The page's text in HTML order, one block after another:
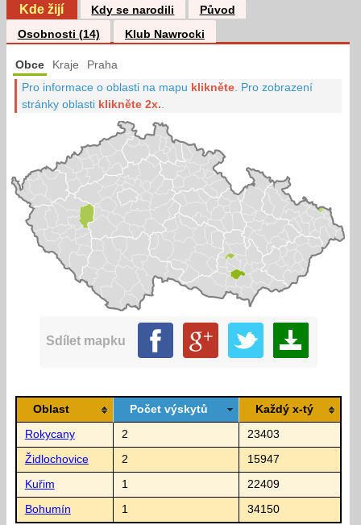
Kde žijí Kdy se narodili
Původ
Osobnosti (14)
Klub Nawrocki
Obce Kraje Praha
Pro informace o oblasti na mapu klikněte Pro zobrazení
stránky oblasti klikněte 2x.
Sdílet mapku
Oblast Počet výskytů Každý x-tý
Rokycany 2 23403
Židlochovice 2 15947
Kuřim 1 22409
Bohumín 1 34150